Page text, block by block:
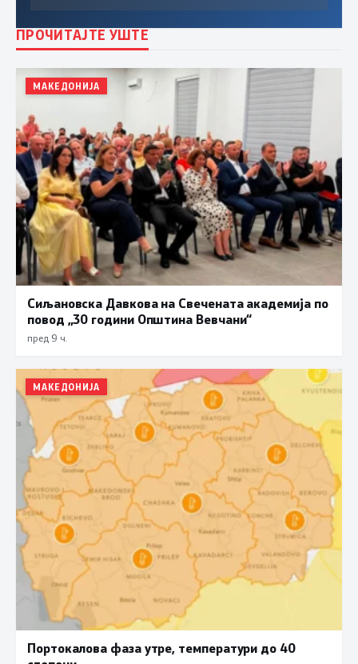
ПРОЧИТАЈТЕ УШТЕ
МАКЕДОНИЈА
Сиљановска Давкова на Свечената академија по
повод „30 години Општина Вевчани“
пред 9 ч.
МАКЕДОНИЈА
Портокалова фаза утре, температури до 40